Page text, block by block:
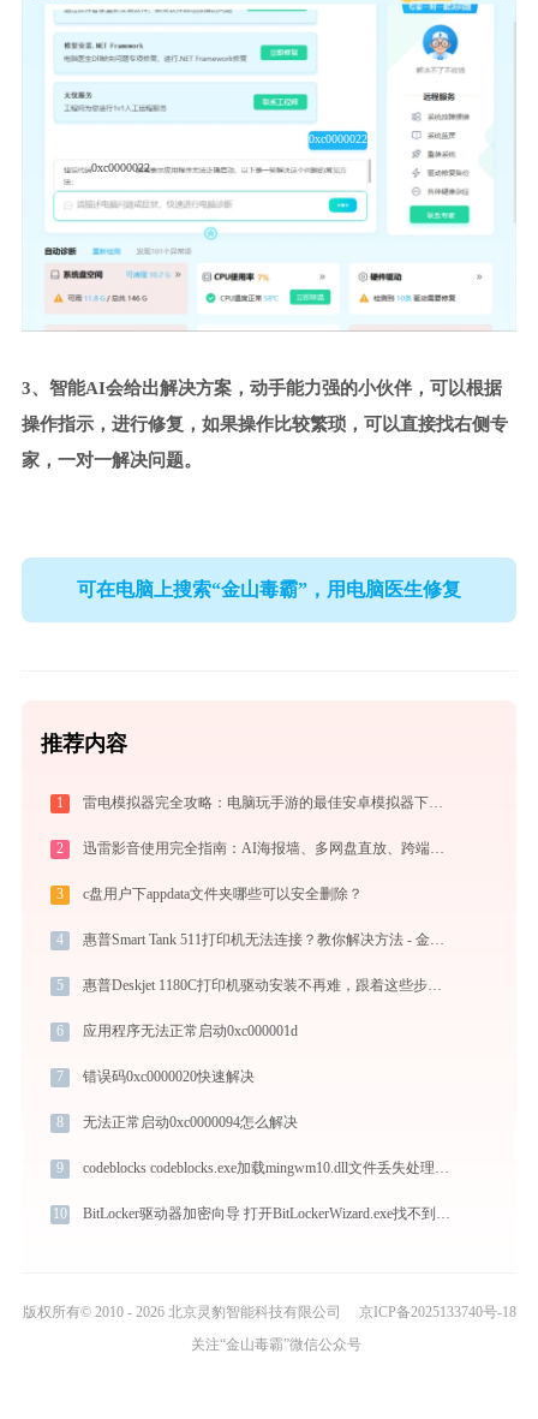
0xc0000022
0xc0000022
3、智能AI会给出解决方案，动手能力强的小伙伴，可以根据
操作指示，进行修复，如果操作比较繁琐，可以直接找右侧专
家，一对一解决问题。
可在电脑上搜索“金山毒霸”，用电脑医生修复
推荐内容
1 雷电模拟器完全攻略：电脑玩手游的最佳安卓模拟器下载安装与优化配置指南
2 迅雷影音使用完全指南：AI海报墙、多网盘直放、跨端同步，不止于播放器
3 c盘用户下appdata文件夹哪些可以安全删除？
4 惠普Smart Tank 511打印机无法连接？教你解决方法 - 金山毒霸
5 惠普Deskjet 1180C打印机驱动安装不再难，跟着这些步骤一学就会
6 应用程序无法正常启动0xc000001d
7 错误码0xc0000020快速解决
8 无法正常启动0xc0000094怎么解决
9 codeblocks codeblocks.exe加载mingwm10.dll文件丢失处理办法
10 BitLocker驱动器加密向导 打开BitLockerWizard.exe找不到msvcp120.dll怎么办
版权所有© 2010 - 2026 北京灵豹智能科技有限公司
京ICP备2025133740号-18
关注“金山毒霸”微信公众号